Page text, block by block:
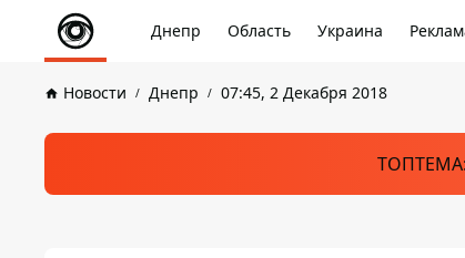
Днепр Область Украина
Новости Днепр 07:45, 2 Декабря 2018
ТОПТЕМА: